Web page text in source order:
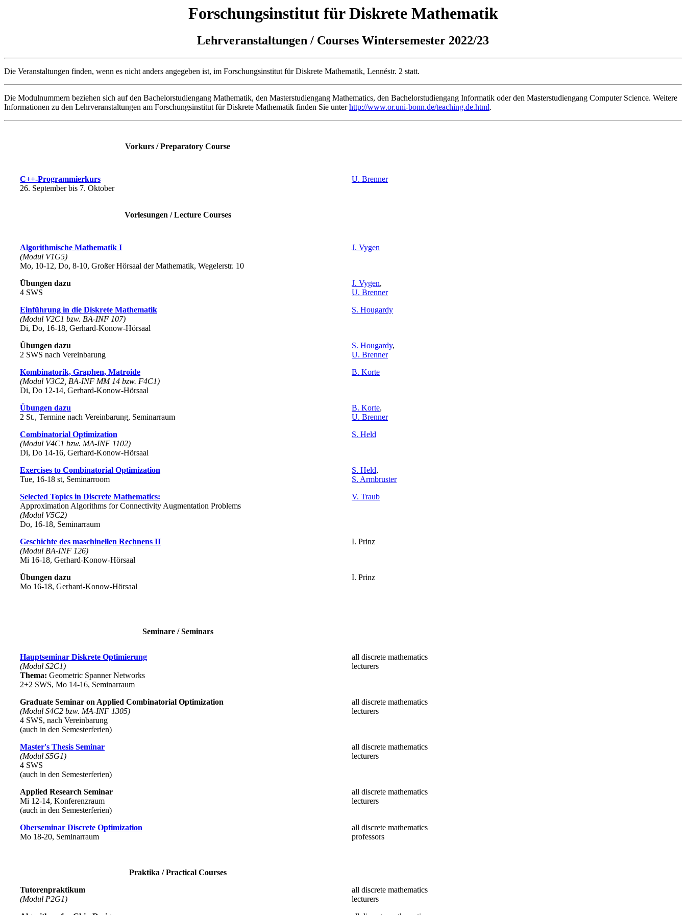
Forschungsinstitut für Diskrete Mathematik
Lehrveranstaltungen / Courses Wintersemester 2022/23
Die Veranstaltungen finden, wenn es nicht anders angegeben ist, im Forschungsinstitut für Diskrete Mathematik, Lennéstr. 2 statt.
Die Modulnummern beziehen sich auf den Bachelorstudiengang Mathematik, den Masterstudiengang Mathematics, den Bachelorstudiengang Informatik oder den Masterstudiengang Computer Science. Weitere
Informationen zu den Lehrveranstaltungen am Forschungsinstitut für Diskrete Mathematik finden Sie unterhttp://www.or.uni-bonn.de/teaching.de.html.
Vorkurs / Preparatory Course
C++-Programmierkurs
26. September bis 7. Oktober
U. Brenner
Vorlesungen / Lecture Courses
Algorithmische Mathematik I
(Modul V1G5)
Mo, 10-12, Do, 8-10, Großer Hörsaal der Mathematik, Wegelerstr. 10
J. Vygen
Übungen dazu
4 SWS
J. Vygen,
U. Brenner
Einführung in die Diskrete Mathematik
(Modul V2C1 bzw. BA-INF 107)
Di, Do, 16-18, Gerhard-Konow-Hörsaal
S. Hougardy
Übungen dazu
2 SWS nach Vereinbarung
S. Hougardy,
U. Brenner
Kombinatorik, Graphen, Matroide
(Modul V3C2, BA-INF MM 14 bzw. F4C1)
Di, Do 12-14, Gerhard-Konow-Hörsaal
B. Korte
Übungen dazu
2 St., Termine nach Vereinbarung, Seminarraum
B. Korte,
U. Brenner
Combinatorial Optimization
(Modul V4C1 bzw. MA-INF 1102)
Di, Do 14-16, Gerhard-Konow-Hörsaal
S. Held
Exercises to Combinatorial Optimization
Tue, 16-18 st, Seminarroom
S. Held,
S. Armbruster
Selected Topics in Discrete Mathematics:
Approximation Algorithms for Connectivity Augmentation Problems
(Modul V5C2)
Do, 16-18, Seminarraum
V. Traub
Geschichte des maschinellen Rechnens II
(Modul BA-INF 126)
Mi 16-18, Gerhard-Konow-Hörsaal
I. Prinz
Übungen dazu
Mo 16-18, Gerhard-Konow-Hörsaal
I. Prinz
Seminare / Seminars
Hauptseminar Diskrete Optimierung
(Modul S2C1)
Thema: Geometric Spanner Networks
2+2 SWS, Mo 14-16, Seminarraum
all discrete mathematics
lecturers
Graduate Seminar on Applied Combinatorial Optimization
(Modul S4C2 bzw. MA-INF 1305)
4 SWS, nach Vereinbarung
(auch in den Semesterferien)
all discrete mathematics
lecturers
Master's Thesis Seminar
(Modul S5G1)
4 SWS
(auch in den Semesterferien)
all discrete mathematics
lecturers
Applied Research Seminar
Mi 12-14, Konferenzraum
(auch in den Semesterferien)
all discrete mathematics
lecturers
Oberseminar Discrete Optimization
Mo 18-20, Seminarraum
all discrete mathematics
professors
Praktika / Practical Courses
Tutorenpraktikum
(Modul P2G1)
all discrete mathematics
lecturers